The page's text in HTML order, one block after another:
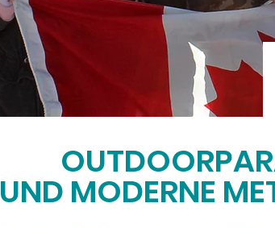
UND MODERNE